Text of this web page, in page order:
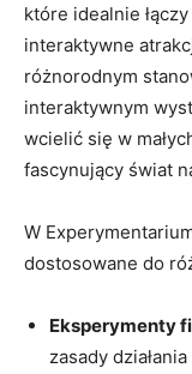
które idealnie
interaktywne
różnorodnym
interaktywnym
wcielić się‍ w
fascynujący świat
W
dostosowane do
Eksperymenty
zasady